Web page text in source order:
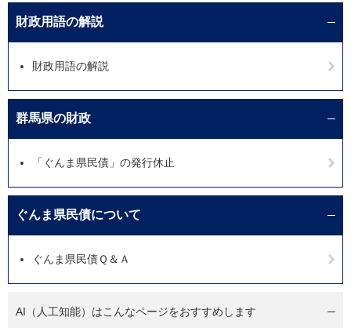
財政用語の解説
財政用語の解説
群馬県の財政
「ぐんま県民債」の発行休止
ぐんま県民債について
ぐんま県民債Ｑ＆Ａ
AI（人工知能）はこんなページをおすすめします